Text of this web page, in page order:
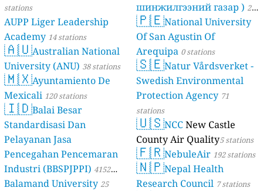
stations
AUPP Liger Leadership
Academy 14 stations
🇦🇺Australian National
University (ANU) 38 stations
🇲🇽Ayuntamiento De
Mexicali 120 stations
🇮🇩Balai Besar
Standardisasi Dan
Pelayanan Jasa
Pencegahan Pencemaran
Industri (BBSPJPPI) 4152
stations
Balamand University25
шинжилгээний газар ) 21
stations
🇵🇪National University
Of San Agustin Of
Arequipa 0 stations
🇸🇪Natur Vårdsverket -
Swedish Environmental
Protection Agency 71
stations
🇺🇸NCCNew Castle
County Air Quality5 stations
🇫🇷NebuleAir 192 stations
🇳🇵Nepal Health
Research Council 7 stations